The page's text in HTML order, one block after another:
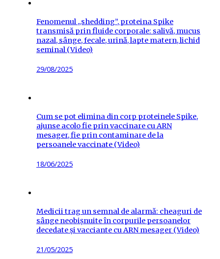
Fenomenul „shedding”, proteina Spike
transmisă prin fluide corporale: salivă, mucus
nazal, sânge, fecale, urină, lapte matern, lichid
seminal (Video)
Posted
29/08/2025
Cum se pot elimina din corp proteinele Spike,
ajunse acolo fie prin vaccinare cu ARN
mesager, fie prin contaminare de la
persoanele vaccinate (Video)
Posted
18/06/2025
Medicii trag un semnal de alarmă: cheaguri de
sânge neobișnuite în corpurile persoanelor
decedate și vacciante cu ARN mesager (Video)
Posted
21/05/2025